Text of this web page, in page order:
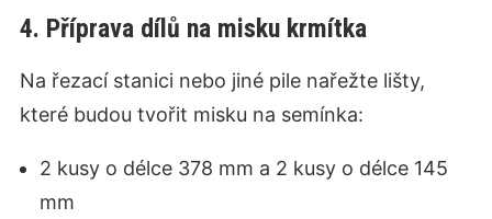
4. Příprava dílů na misku krmítka
Na řezací stanici nebo jiné pile nařežte lišty,
které budou tvořit misku na semínka:
2 kusy o délce 378 mm a 2 kusy o délce 145
mm